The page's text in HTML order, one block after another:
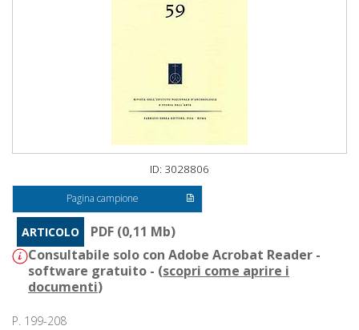
ID: 3028806
Pagina campione
ARTICOLO
PDF (0,11 Mb)
Consultabile solo con Adobe Acrobat Reader -
software gratuito - (scopri come aprire i
documenti)
P. 199-208